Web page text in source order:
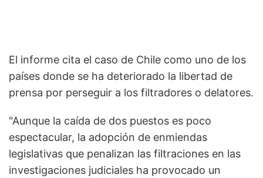
El informe cita el caso de Chile como uno de los
países donde se ha deteriorado la libertad de
prensa por perseguir a los filtradores o delatores.
"Aunque la caída de dos puestos es poco
espectacular, la adopción de enmiendas
legislativas que penalizan las filtraciones en las
investigaciones judiciales ha provocado un